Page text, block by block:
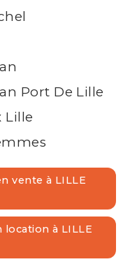
Port De Lille
Lille
vente à LILLE
à LILLE